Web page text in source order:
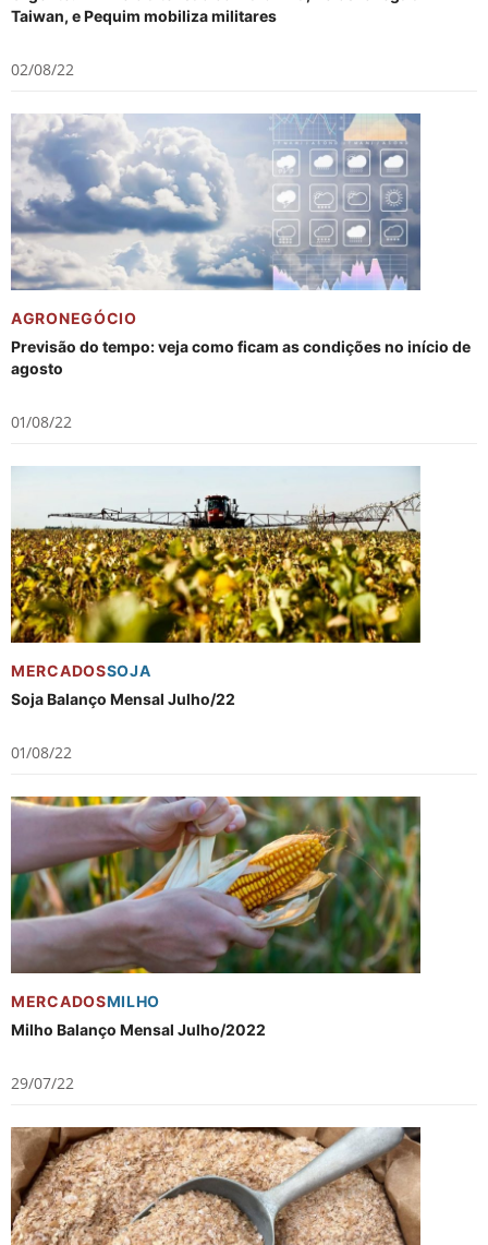
Taiwan, e Pequim mobiliza militares
02/08/22
AGRONEGÓCIO
Previsão do tempo: veja como ficam as condições no início de
agosto
01/08/22
MERCADOSSOJA
Soja Balanço Mensal Julho/22
01/08/22
MERCADOSMILHO
Milho Balanço Mensal Julho/2022
29/07/22